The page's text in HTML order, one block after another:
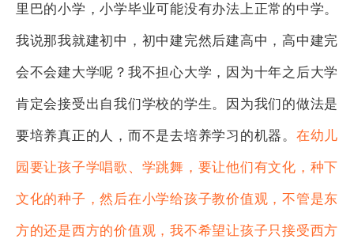
里巴的小学，小学毕业可能没有办法上正常的中学。
我说那我就建初中，初中建完然后建高中，高中建完
会不会建大学呢？我不担心大学，因为十年之后大学
肯定会接受出自我们学校的学生。因为我们的做法是
要培养真正的人，而不是去培养学习的机器。 在幼儿
园要让孩子学唱歌、学跳舞，要让他们有文化，种下
文化的种子，然后在小学给孩子教价值观，不管是东
方的还是西方的价值观，我不希望让孩子只接受西方